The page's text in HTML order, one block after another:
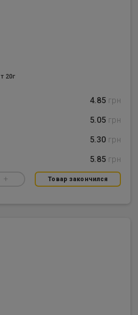
20г
4.85 грн
5.05 грн
5.30 грн
5.85 грн
+ Товар закончился